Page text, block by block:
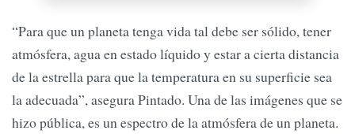
“Para que un planeta tenga vida tal debe ser sólido, tener
atmósfera, agua en estado líquido y estar a cierta distancia
de la estrella para que la temperatura en su superficie sea
la adecuada”, asegura Pintado. Una de las imágenes que se
hizo pública, es un espectro de la atmósfera de un planeta.